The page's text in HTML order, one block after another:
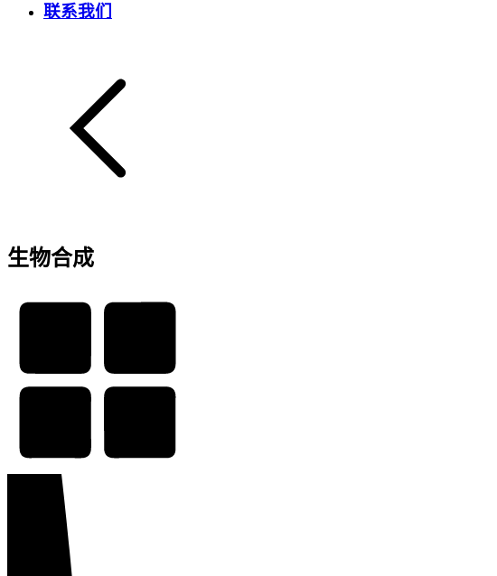
联系我们
生物合成